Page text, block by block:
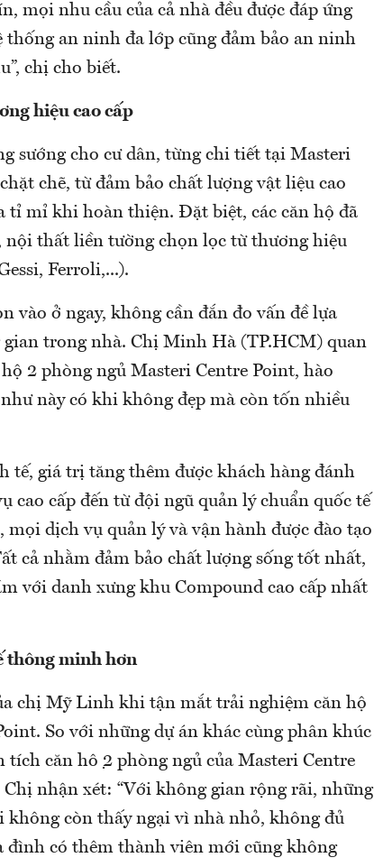
mọi nhu cầu của cả nhà đều được đáp ứng
an ninh đa lớp cũng đảm bảo an ninh
chị cho biết.
hiệu cao cấp
sướng cho cư dân, từng chi tiết tại Masteri
chẽ, từ đảm bảo chất lượng vật liệu cao
tỉ mỉ khi hoàn thiện. Đặt biệt, các căn hộ đã
nội thất liền tường chọn lọc từ thương hiệu
Ferroli,...).
vào ở ngay, không cần đắn đo vấn đề lựa
trong nhà. Chị Minh Hà (TP.HCM) quan
2 phòng ngủ Masteri Centre Point, hào
này có khi không đẹp mà còn tốn nhiều
tế, giá trị tăng thêm được khách hàng đánh
cao cấp đến từ đội ngũ quản lý chuẩn quốc tế
mọi dịch vụ quản lý và vận hành được đào tạo
cả nhằm đảm bảo chất lượng sống tốt nhất,
với danh xưng khu Compound cao cấp nhất
thông minh hơn
chị Mỹ Linh khi tận mắt trải nghiệm căn hộ
So với những dự án khác cùng phân khúc
căn hộ 2 phòng ngủ của Masteri Centre
nhận xét: “Với không gian rộng rãi, những
không còn thấy ngại vì nhà nhỏ, không đủ
đình có thêm thành viên mới cũng không